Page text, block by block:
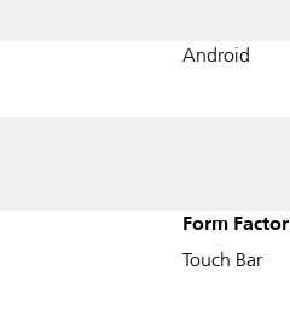
Android
Form Factor
Touch Bar